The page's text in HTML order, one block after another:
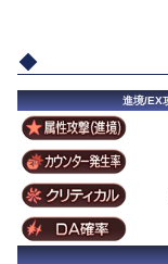
進境/EX